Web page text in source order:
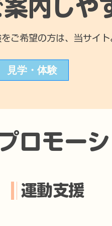
内しや
ご希望の方は、当サイ
見学・体験
ロモー
運動支援